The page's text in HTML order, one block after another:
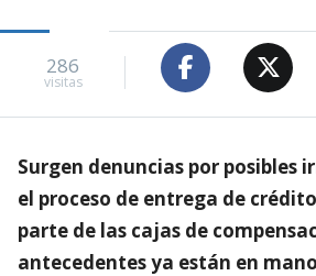
286
visitas
Surgen denuncias por posibles
el proceso de entrega de
parte de las cajas de
antecedentes ya están en